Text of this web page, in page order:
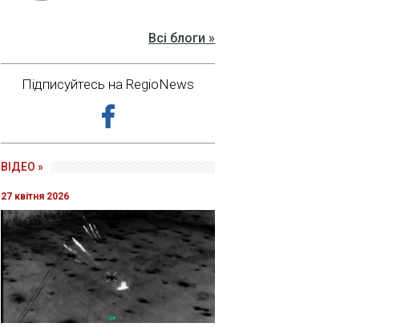
Всі блоги »
Підписуйтесь на RegioNews
ВІДЕО »
27 квітня 2026